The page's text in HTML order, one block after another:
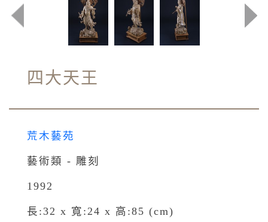
四大天王
荒木藝苑
藝術類 - 雕刻
1992
長:32 x 寬:24 x 高:85 (cm)